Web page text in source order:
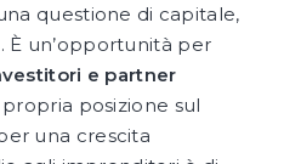
questione di capitale,
. È un’opportunità per
e partner
posizione sul
una crescita